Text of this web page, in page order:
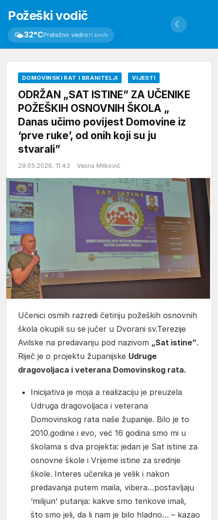
Požeški vodič
🌤32°CPretežno vedro11 km/h
☾
DOMOVINSKI RAT I BRANITELJI VIJESTI
ODRŽAN „SAT ISTINE” ZA UČENIKE
POŽEŠKIH OSNOVNIH ŠKOLA „
Danas učimo povijest Domovine iz
‘prve ruke’, od onih koji su ju
stvarali”
29.05.2026. 11:43 Vesna Milković
Učenici osmih razredi četiriju požeških osnovnih
škola okupili su se jučer u Dvorani sv.Terezije
Avilske na predavanju pod nazivom „Sat istine”.
Riječ je o projektu županijske Udruge
dragovoljaca i veterana Domovinskog rata.
Inicijativa je moja a realizaciju je preuzela
Udruga dragovoljaca i veterana
Domovinskog rata naše županije. Bilo je to
2010.godine i evo, već 16 godina smo mi u
školama s dva projekta: jedan je Sat istine za
osnovne škole i Vrijeme istine za srednje
škole. Interes učenika je velik i nakon
predavanja putem maila, vibera…postavljaju
‘milijun’ putanja: kakve smo tenkove imali,
što smo jeli, da li nam je bilo hladno… – kazao